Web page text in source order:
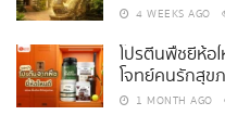
4 WEEKS AGO
โปรตีนพืชยี่ห้อ
โจทย์คนรักสุข
1 MONTH AGO